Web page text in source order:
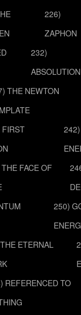
226)
ZAPHON
232)
ABSOLUTION
THE NEWTON
FACE OF
250)
ETERNAL
REFERENCED TO